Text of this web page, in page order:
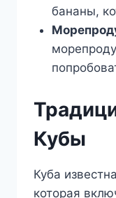
бананы,
Кубы
Куба
которая